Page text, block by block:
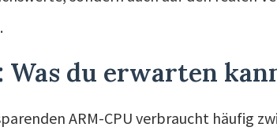
du erwarten
ARM-CPU verbraucht häufig